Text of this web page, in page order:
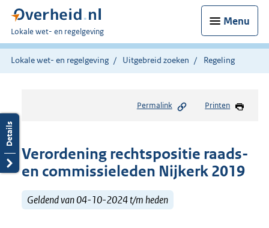
Menu
U
bent
hier:
Lokale wet- en regelgeving
Lokale wet- en regelgeving Uitgebreid zoeken Regeling
Permalink Printen
Verordening rechtspositie raads-
en commissieleden Nijkerk 2019
Geldend van 04-10-2024 t/m heden